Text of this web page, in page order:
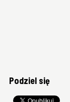
Podziel się